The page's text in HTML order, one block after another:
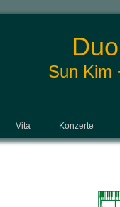
Sun Kim
Vita Konzerte